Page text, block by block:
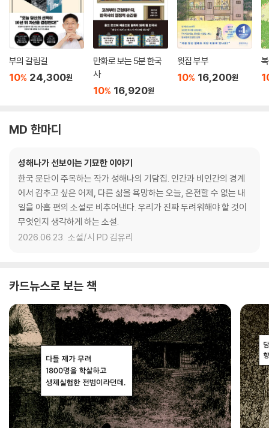
부의 갈림길
10% 24,300원
만화로 보는 5분 한국
사
10% 16,920원
윗집 부부
10% 16,200원
MD 한마디
성해나가 선보이는 기묘한 이야기
한국 문단이 주목하는 작가 성해나의 기담집. 인간과 비인간의 경계
에서 감추고 싶은 어제, 다른 삶을 욕망하는 오늘, 온전할 수 없는 내
일을 아홉 편의 소설로 비추어낸다. 우리가 진짜 두려워해야 할 것이
무엇인지 생각하게 하는 소설.
2026.06.23. 소설/시 PD 김유리
카드뉴스로 보는 책